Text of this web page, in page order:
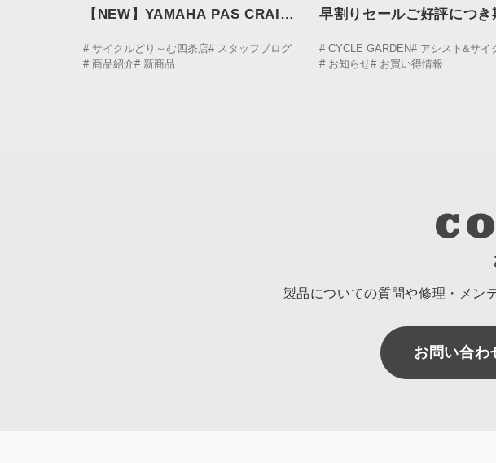
【NEW】YAMAHA PAS CRAIG
ALLEY(アリー)
# サイクルどり～む四条店# スタッフブログ
# 商品紹介# 新商品
早割りセールご好評につき
長！
# CYCLE GARDEN# アシスト&サイ
# お知らせ# お買い得情報
製品についての質問や修理・メン
お問い合わ